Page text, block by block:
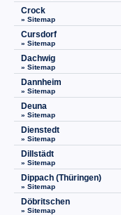
Crock
» Sitemap
Cursdorf
» Sitemap
Dachwig
» Sitemap
Dannheim
» Sitemap
Deuna
» Sitemap
Dienstedt
» Sitemap
Dillstädt
» Sitemap
Dippach (Thüringen)
» Sitemap
Döbritschen
» Sitemap